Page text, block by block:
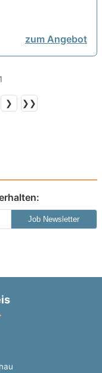
zum Angebot
❯ ❯❯
Job Newsletter